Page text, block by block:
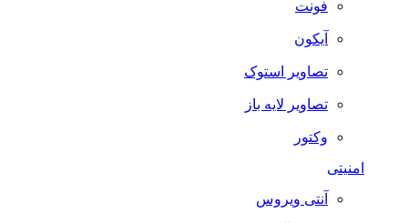
فونت
آیکون
تصاویر استوک
تصاویر لایه باز
وکتور
امنیتی
آنتی ویروس